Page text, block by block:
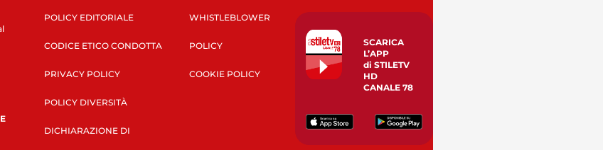
POLICY EDITORIALE
CODICE ETICO CONDOTTA
PRIVACY POLICY
POLICY DIVERSITÀ
DICHIARAZIONE DI
WHISTLEBLOWER
POLICY
COOKIE POLICY
SCARICA
L’APP
di STILETV
HD
CANALE 78